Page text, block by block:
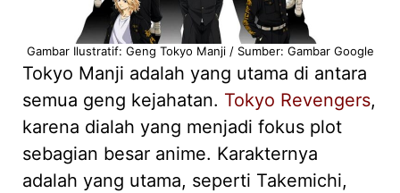
Gambar Ilustratif: Geng Tokyo Manji / Sumber: Gambar Google
Tokyo Manji adalah yang utama di antara
semua geng kejahatan. Tokyo Revengers,
karena dialah yang menjadi fokus plot
sebagian besar anime. Karakternya
adalah yang utama, seperti Takemichi,